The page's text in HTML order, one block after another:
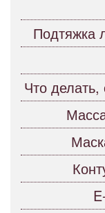
Подтяжка
Что